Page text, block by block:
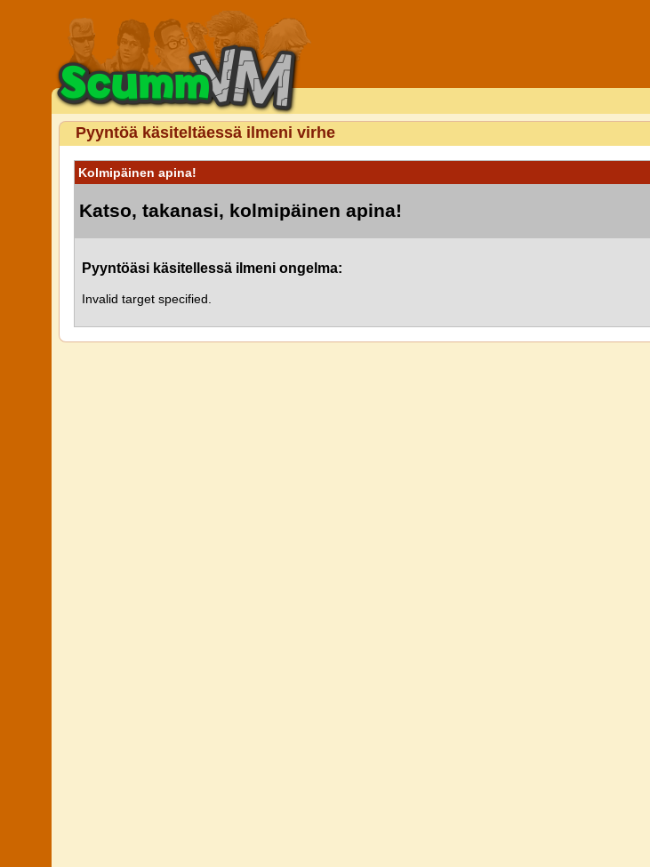
Pyyntöä käsiteltäessä ilmeni virhe
Kolmipäinen apina!
Katso, takanasi, kolmipäinen apina!
Pyyntöäsi käsitellessä ilmeni ongelma:
Invalid target specified.